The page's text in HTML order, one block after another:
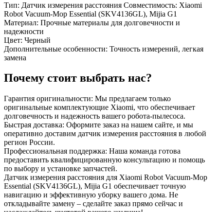
Тип: Датчик измерения расстояния Совместимость: Xiaomi
Robot Vacuum-Mop Essential (SKV4136GL), Mijia G1
Материал: Прочные материалы для долговечности и
надежности
Цвет: Черный
Дополнительные особенности: Точность измерений, легкая
замена
Почему стоит выбрать нас?
Гарантия оригинальности: Мы предлагаем только
оригинальные комплектующие Xiaomi, что обеспечивает
долговечность и надежность вашего робота-пылесоса.
Быстрая доставка: Оформите заказ на нашем сайте, и мы
оперативно доставим датчик измерения расстояния в любой
регион России.
Профессиональная поддержка: Наша команда готова
предоставить квалифицированную консультацию и помощь
по выбору и установке запчастей.
Датчик измерения расстояния для Xiaomi Robot Vacuum-Mop
Essential (SKV4136GL), Mijia G1 обеспечивает точную
навигацию и эффективную уборку вашего дома. Не
откладывайте замену – сделайте заказ прямо сейчас и